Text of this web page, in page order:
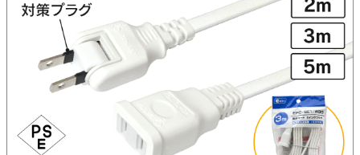
LANケーブル・コネクタ・関連資材/機器
ネットワーク機器
エアコン・換気扇・空調資材
太陽光発電ケーブル・コネクタ・関連資
電源ケーブル／コネクタ／分電盤／ブレ
ーカ
照明設置工事
太陽光発電工事
ホテル・病院向け